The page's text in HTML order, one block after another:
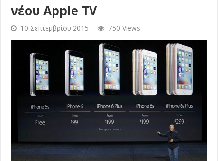
νέου Apple TV
10 Σεπτεμβρίου 2015 750 Views